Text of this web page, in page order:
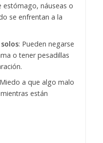
náuseas o
se enfrentan a la
: Pueden negarse
o tener pesadillas
a que algo malo
están